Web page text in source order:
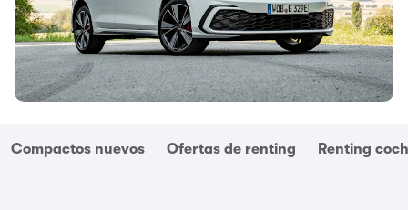
Compactos nuevos Ofertas de renting Renting